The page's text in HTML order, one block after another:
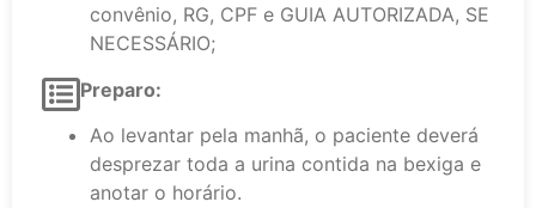
convênio, RG, CPF e GUIA AUTORIZADA, SE
NECESSÁRIO;
Preparo:
Ao levantar pela manhã, o paciente deverá
desprezar toda a urina contida na bexiga e
anotar o horário.